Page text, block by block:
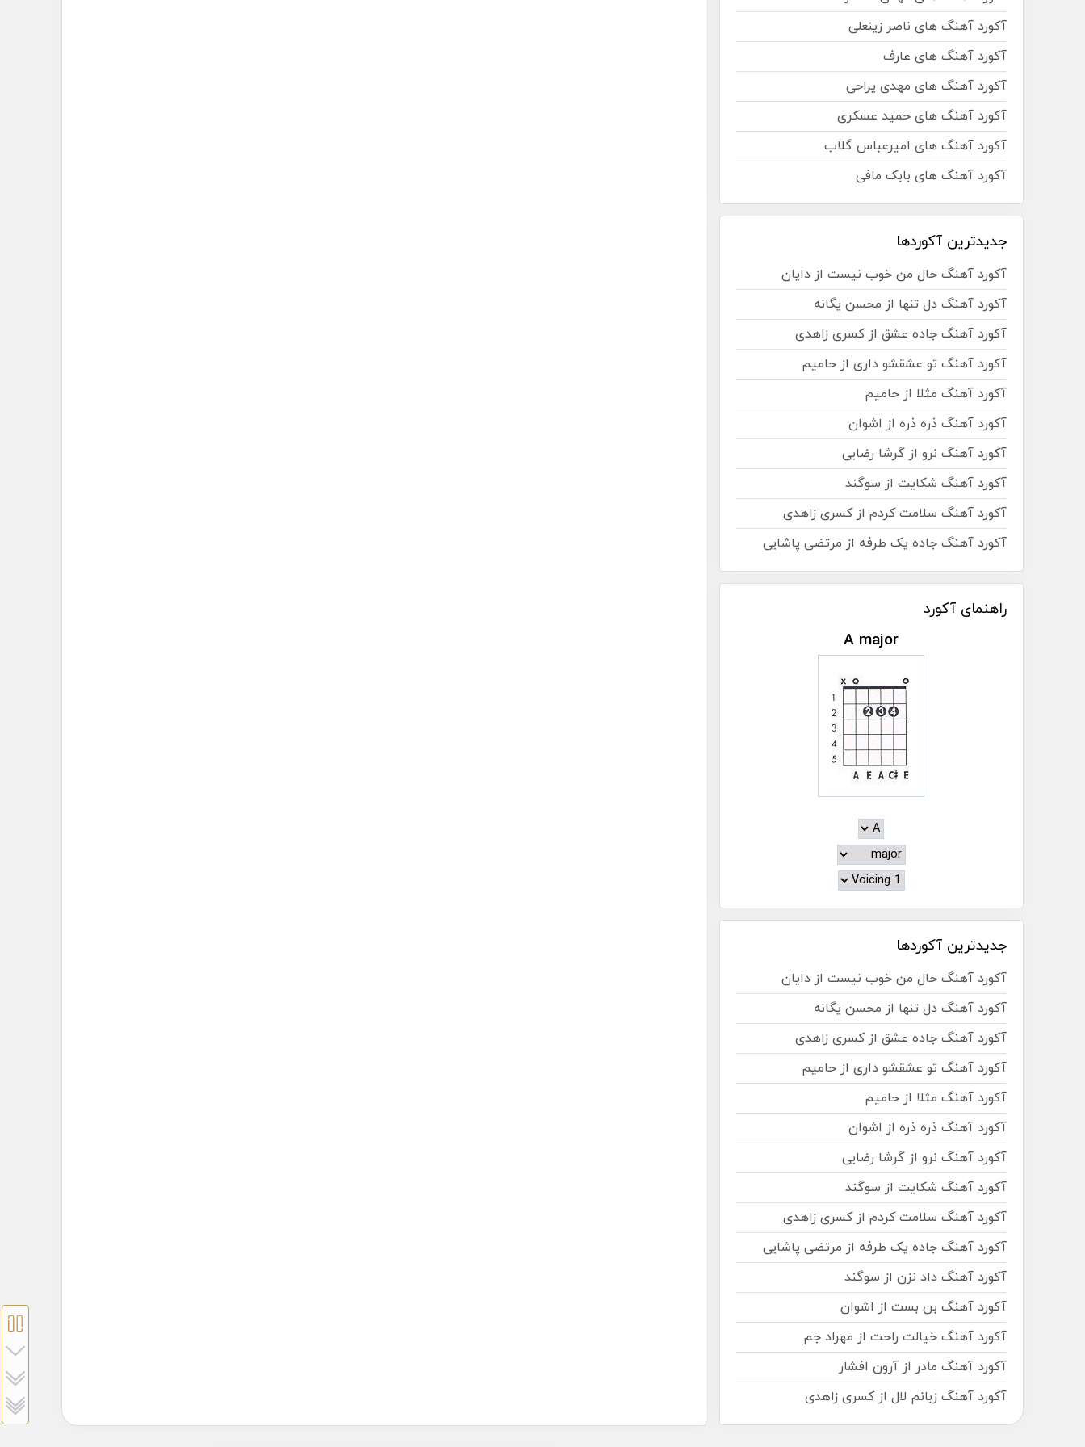
آکورد آهنگ های ناصر زینعلی
آکورد آهنگ های عارف
آکورد آهنگ های مهدی یراحی
آکورد آهنگ های حمید عسکری
آکورد آهنگ های امیرعباس گلاب
آکورد آهنگ های بابک مافی
جدیدترین آکوردها
آکورد آهنگ حال من خوب نیست از دایان
آکورد آهنگ دل تنها از محسن یگانه
آکورد آهنگ جاده عشق از کسری زاهدی
آکورد آهنگ تو عشقشو داری از حامیم
آکورد آهنگ مثلا از حامیم
آکورد آهنگ ذره ذره از اشوان
آکورد آهنگ نرو از گرشا رضایی
آکورد آهنگ شکایت از سوگند
آکورد آهنگ سلامت کردم از کسری زاهدی
آکورد آهنگ جاده یک طرفه از مرتضی پاشایی
راهنمای آکورد
A major
جدیدترین آکوردها
آکورد آهنگ حال من خوب نیست از دایان
آکورد آهنگ دل تنها از محسن یگانه
آکورد آهنگ جاده عشق از کسری زاهدی
آکورد آهنگ تو عشقشو داری از حامیم
آکورد آهنگ مثلا از حامیم
آکورد آهنگ ذره ذره از اشوان
آکورد آهنگ نرو از گرشا رضایی
آکورد آهنگ شکایت از سوگند
آکورد آهنگ سلامت کردم از کسری زاهدی
آکورد آهنگ جاده یک طرفه از مرتضی پاشایی
آکورد آهنگ داد نزن از سوگند
آکورد آهنگ بن بست از اشوان
آکورد آهنگ خیالت راحت از مهراد جم
آکورد آهنگ مادر از آرون افشار
آکورد آهنگ زبانم لال از کسری زاهدی